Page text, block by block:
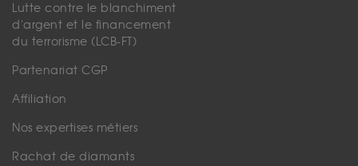
Lutte contre le blanchiment
d'argent et le financement
du terrorisme (LCB-FT)
Partenariat CGP
Affiliation
Nos expertises métiers
Rachat de diamants